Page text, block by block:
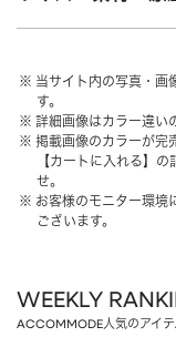
EARRING イヤリング
OTHER その他
SALEセール
ALLすべて
BAGバッグ
GOODS雑貨
当サイト内の写真・画
す。
詳細画像はカラー違い
掲載画像のカラーが完
【カートに入れる】
せ。
お客様のモニター環境
ございます。
WEEKLY
ACCOMMODE人気のアイテ